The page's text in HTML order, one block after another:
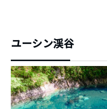
ユーシン渓谷